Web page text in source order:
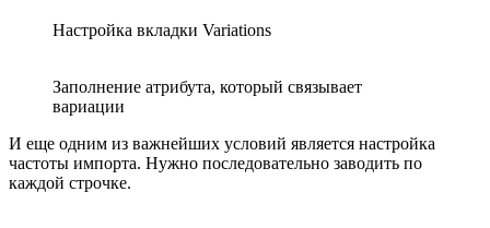
Настройка вкладки Variations
Заполнение атрибута, который связывает
вариации
И еще одним из важнейших условий является настройка
частоты импорта. Нужно последовательно заводить по
каждой строчке.